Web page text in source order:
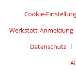
Cookie-
Werkstatt-Anmeldung
Datenschutz